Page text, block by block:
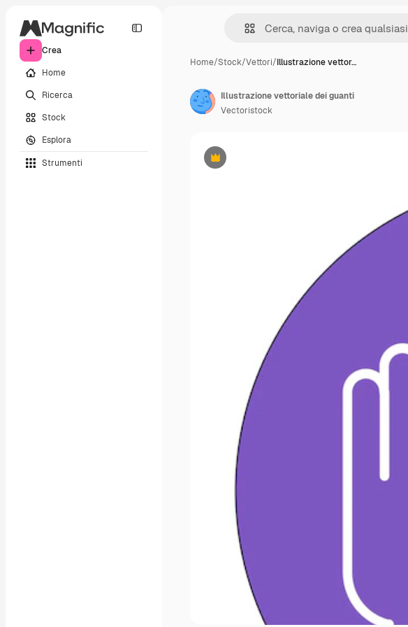
Crea
Home
Ricerca
Stock
Esplora
Strumenti
Home/Stock/Vettori/Illustrazione vettor…
Premium
Illustrazione vettoriale dei guanti
Vectoristock